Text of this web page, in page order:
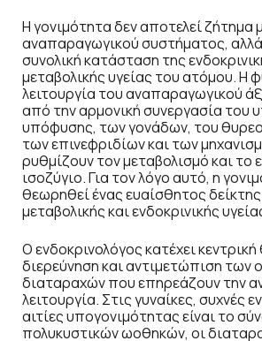
Η γονιμότητα δεν αποτελεί ζήτημα
αναπαραγωγικού συστήματος,
συνολική κατάσταση της
μεταβολικής υγείας του ατόμου. Η
λειτουργία του αναπαραγωγικού
από την αρμονική συνεργασία του
υπόφυσης, των γονάδων, του
των επινεφριδίων και των
ρυθμίζουν τον μεταβολισμό και το
ισοζύγιο. Για τον λόγο αυτό, η
θεωρηθεί ένας ευαίσθητος
μεταβολικής και ενδοκρινικής
Ο ενδοκρινολόγος κατέχει
διερεύνηση και αντιμετώπιση των
διαταραχών που επηρεάζουν την
λειτουργία. Στις γυναίκες, συχνές
αιτίες υπογονιμότητας είναι το
πολυκυστικών ωοθηκών, οι